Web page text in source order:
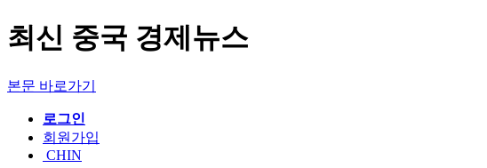
최신 중국 경제뉴스
본문 바로가기
로그인
회원가입
CHIN